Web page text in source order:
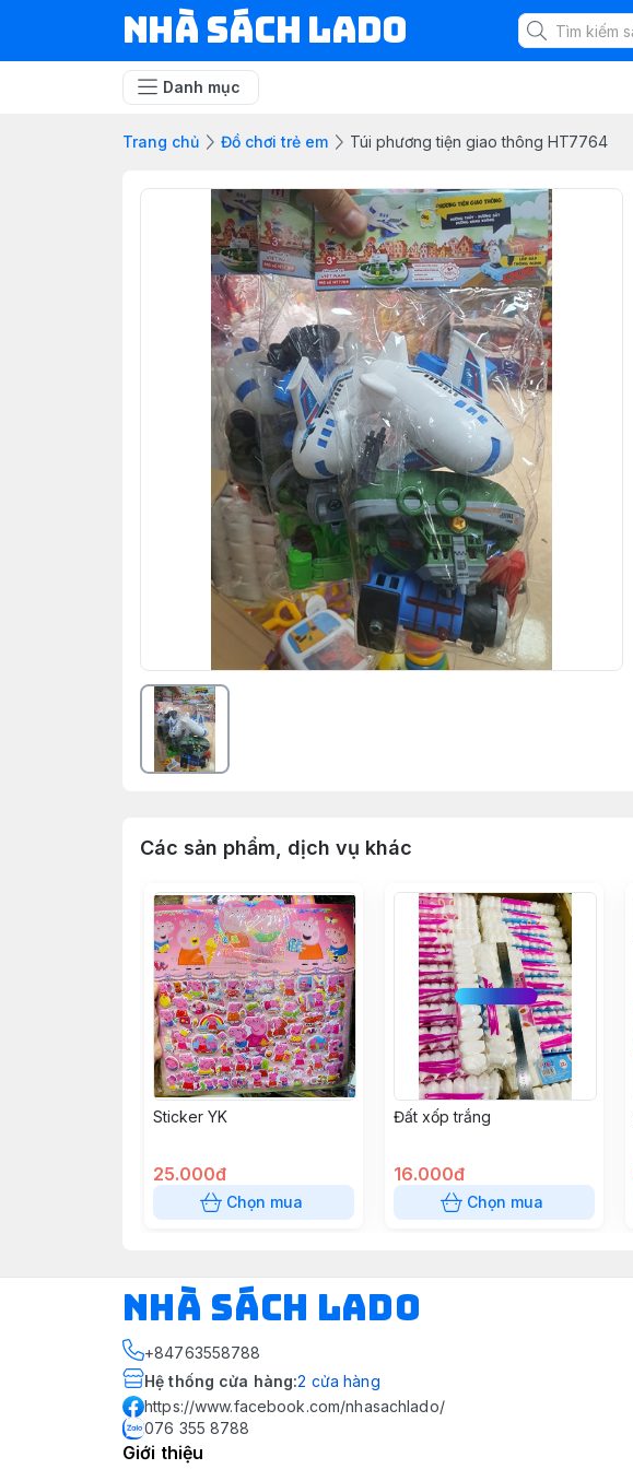
NHÀ SÁCH LADO
Danh mục
Trang chủ Đồ chơi trẻ em Túi phương tiện giao thông HT7764
Các sản phẩm, dịch vụ khác
Sticker YK
25.000đ
Chọn mua
Đất xốp trắng
16.000đ
Chọn mua
NHÀ SÁCH LADO
+84763558788
Hệ thống cửa hàng:2 cửa hàng
https://www.facebook.com/nhasachlado/
076 355 8788
Giới thiệu